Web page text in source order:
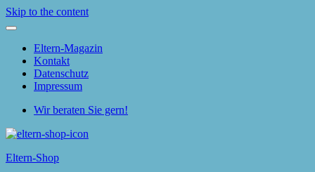
Skip to the content
Eltern-Magazin
Kontakt
Datenschutz
Impressum
Wir beraten Sie gern!
Eltern-Shop